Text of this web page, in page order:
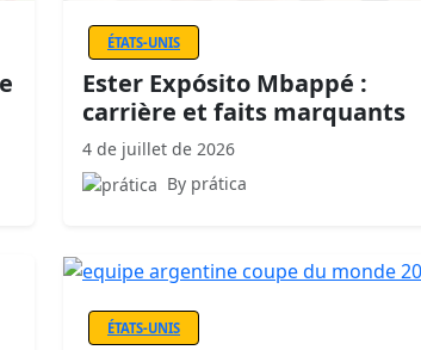
ÉTATS-UNIS
Ester Expósito Mbappé :
carrière et faits marquants
4 de juillet de 2026
By prática
ÉTATS-UNIS